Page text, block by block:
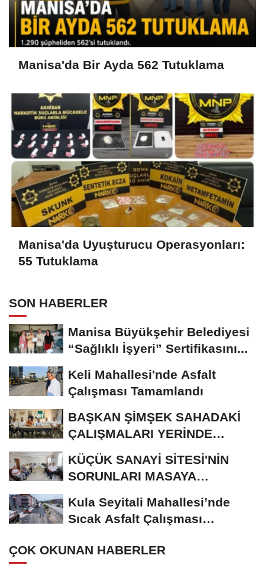
Manisa'da Bir Ayda 562 Tutuklama
Manisa'da Uyuşturucu Operasyonları:
55 Tutuklama
SON HABERLER
Manisa Büyükşehir Belediyesi
“Sağlıklı İşyeri” Sertifikasını...
Keli Mahallesi'nde Asfalt
Çalışması Tamamlandı
BAŞKAN ŞİMŞEK SAHADAKİ
ÇALIŞMALARI YERİNDE
İNCELEDİ
KÜÇÜK SANAYİ SİTESİ'NİN
SORUNLARI MASAYA
Kula Seyitali Mahallesi’nde
Sıcak Asfalt Çalışması
ÇOK OKUNAN HABERLER